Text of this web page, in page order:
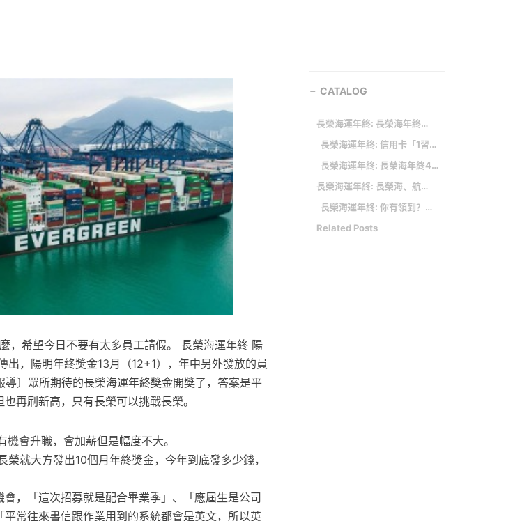
，希望今日不要有太多員工請假。 長榮海運年終 陽
出，陽明年終獎金13月（12+1），年中另外發放的員
〕眾所期待的長榮海運年終獎金開獎了，答案是平
再刷新高，只有長榮可以挑戰長榮。
會升職，會加薪但是幅度不大。
就大方發出10個月年終獎金，今年到底發多少錢，
，「這次招募就是配合畢業季」、「應屆生是公司
常往來書信跟作業用到的系統都會是英文，所以英
CATALOG
長榮海運年終: 長榮海年終出爐！傳平均50個月 長榮低調：視營運績效、工作表現核發
長榮海運年終: 信用卡「1習慣」千萬不要踩！最慘信用破產 薪水被扣光
長榮海運年終: 長榮海年終40個月 專員有150萬
長榮海運年終: 長榮海、航運年終兩樣情！ 法人分析「合理」：EPS差200多倍
長榮海運年終: 你有領到？最新勞工「平均薪資」曝
Related Posts